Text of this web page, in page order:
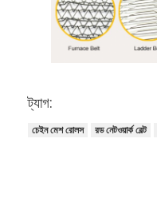
ট্যাগ:
চেইন মেশ রোলস রড নেটওয়ার্ক বেল্ট